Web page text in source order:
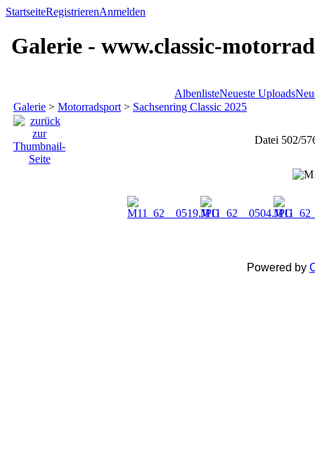
StartseiteRegistrierenAnmelden
Galerie - www.classic-
AlbenlisteNeueste Uploads
Galerie > Motorradsport > Sachsenring Classic 2025
Datei 502/
Powered by